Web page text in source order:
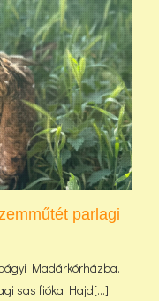
parlagi
Madárkórházba.
sas fióka Hajd[...]